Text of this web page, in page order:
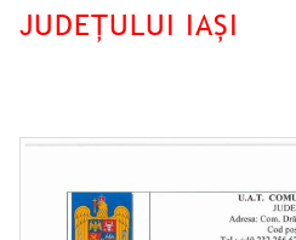
JUDEȚULUI IAȘI